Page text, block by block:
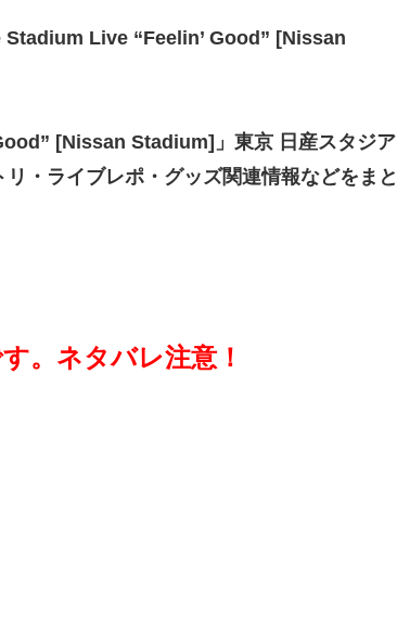
Live “Feelin’ Good” [Nissan
[Nissan Stadium]」東京 日産スタジア
・ライブレポ・グッズ関連情報などをまと
。ネタバレ注意！